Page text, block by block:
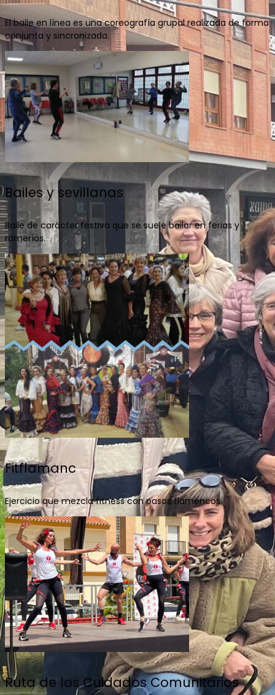
El baile en línea es una coreografía grupal realizada de forma
conjunta y sincronizada.
Bailes y sevillanas
Bailede carácter festivo que se suele bailar en ferias y
romerías.
Fitflamanc
Ejercicio que mezcla fitness con pasos flamencos.
Ruta de los Cuidados Comunitarios